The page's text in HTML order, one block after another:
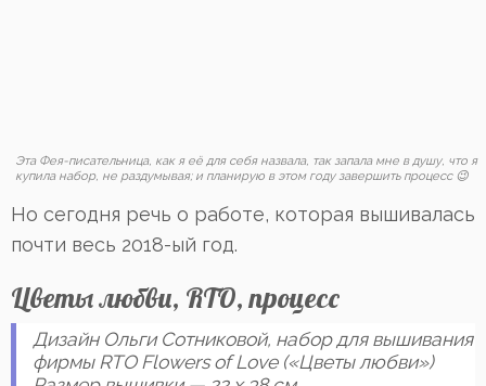
Эта Фея-писательница, как я её для себя назвала, так запала мне в душу, что я
купила набор, не раздумывая; и планирую в этом году завершить процесс 😉
Но сегодня речь о работе, которая вышивалась
почти весь 2018-ый год.
Цветы любви, RTO, процесс
Дизайн Ольги Сотниковой, набор для вышивания
фирмы RTO Flowers of Love («Цветы любви»)